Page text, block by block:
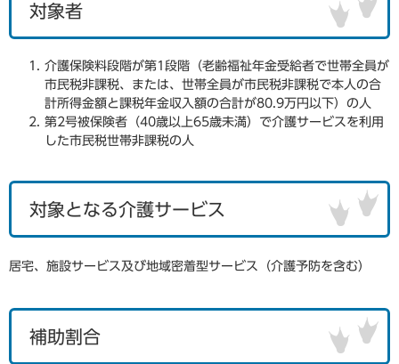
対象者
介護保険料段階が第1段階（老齢福祉年金受給者で世帯全員が
市民税非課税、または、世帯全員が市民税非課税で本人の合
計所得金額と課税年金収入額の合計が80.9万円以下）の人
第2号被保険者（40歳以上65歳未満）で介護サービスを利用
した市民税世帯非課税の人
対象となる介護サービス
居宅、施設サービス及び地域密着型サービス（介護予防を含む）
補助割合